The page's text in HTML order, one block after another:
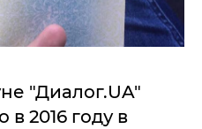
"Диалог.UA"
2016 году в